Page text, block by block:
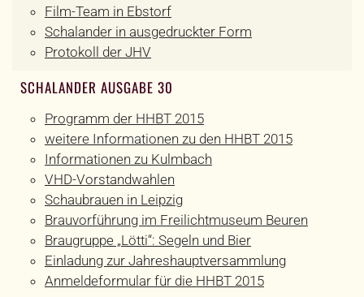
Film-Team in Ebstorf
Schalander in ausgedruckter Form
Protokoll der JHV
SCHALANDER AUSGABE 30
Programm der HHBT 2015
weitere Informationen zu den HHBT 2015
Informationen zu Kulmbach
VHD-Vorstandwahlen
Schaubrauen in Leipzig
Brauvorführung im Freilichtmuseum Beuren
Braugruppe „Lötti“: Segeln und Bier
Einladung zur Jahreshauptversammlung
Anmeldeformular für die HHBT 2015